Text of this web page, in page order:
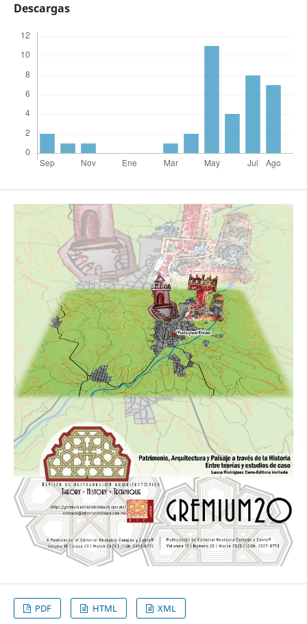
Descargas
PDF HTML XML